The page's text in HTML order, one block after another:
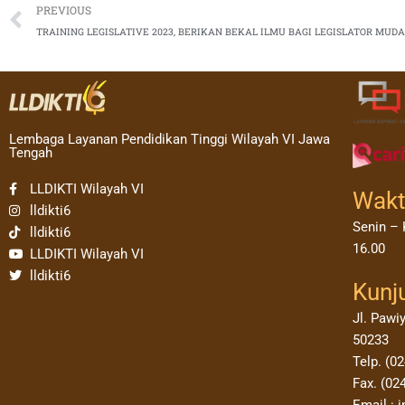
Prev
PREVIOUS
TRAINING LEGISLATIVE 2023, BERIKAN BEKAL ILMU BAGI LEGISLATOR
Lembaga Layanan Pendidikan Tinggi Wilayah VI Jawa
Tengah
LLDIKTI Wilayah VI
lldikti6
lldikti6
LLDIKTI Wilayah VI
lldikti6
Senin –
16.00
Jl.
50233
Telp.
Fax.